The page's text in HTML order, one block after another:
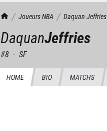
TrashTalk Actu NBA
Joueurs NBA Daquan Jeffries
DaquanJeffries
#8 · SF
HOME BIO MATCHS